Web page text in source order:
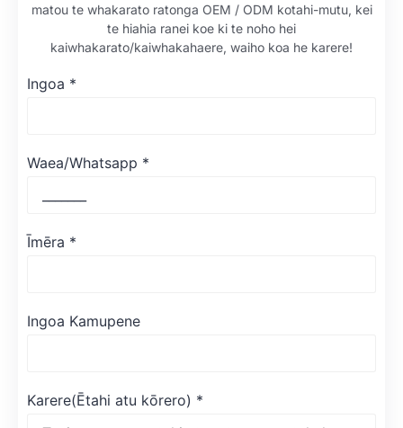
matou te whakarato ratonga OEM / ODM kotahi-mutu, kei
te hiahia ranei koe ki te noho hei
kaiwhakarato/kaiwhakahaere, waiho koa he karere!
Ingoa *
Waea/Whatsapp *
Īmēra *
Ingoa Kamupene
Karere(Ētahi atu kōrero) *